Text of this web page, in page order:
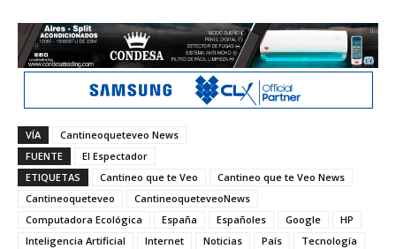
VÍA
Cantineoqueteveo News
FUENTE
El Espectador
ETIQUETAS
Cantineo que te Veo
Cantineo que te Veo News
Cantineoqueteveo
CantineoqueteveoNews
Computadora Ecológica
España Españoles Google
HP
Inteligencia Artificial
Internet Noticias País
Tecnología